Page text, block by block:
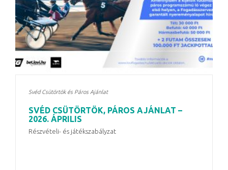
Svéd Csütörtök és Páros Ajánlat
SVÉD CSÜTÖRTÖK, PÁROS AJÁNLAT –
2026. ÁPRILIS
Részvételi- és játékszabályzat